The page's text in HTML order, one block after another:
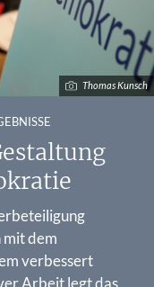
Thomas Kunsch
mit dem
verbessert
Arbeit legt das